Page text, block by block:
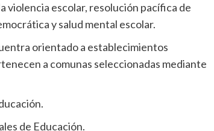
violencia escolar, resolución pacífica de
y salud mental escolar.
orientado a establecimientos
a comunas seleccionadas mediante
de Educación.